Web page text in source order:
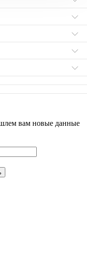
вам новые данные